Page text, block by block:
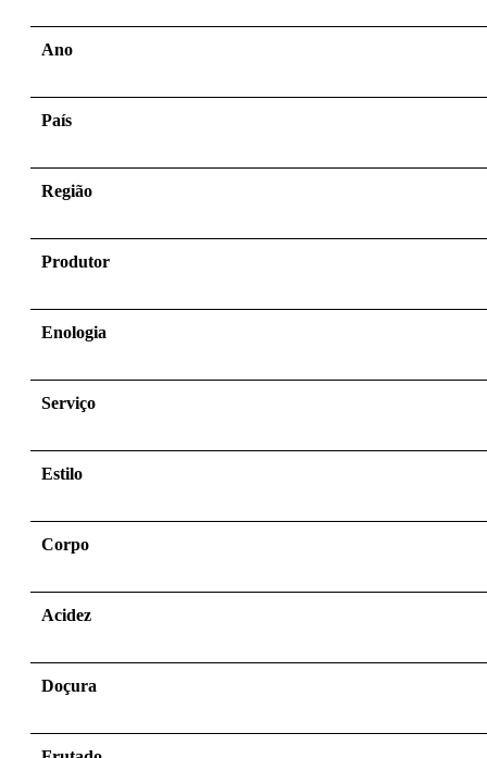
Ano
País
Região
Produtor
Enologia
Serviço
Estilo
Corpo
Acidez
Doçura